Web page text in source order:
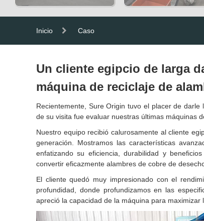
Inicio Caso
Un cliente egipcio de larga
máquina de reciclaje de
Recientemente, Sure Origin tuvo el placer de
de su visita fue evaluar nuestras últimas máquinas
Nuestro equipo recibió calurosamente al cliente
generación. Mostramos las características
enfatizando su eficiencia, durabilidad y
convertir eficazmente alambres de cobre de
El cliente quedó muy impresionado con el
profundidad, donde profundizamos en las
apreció la capacidad de la máquina para